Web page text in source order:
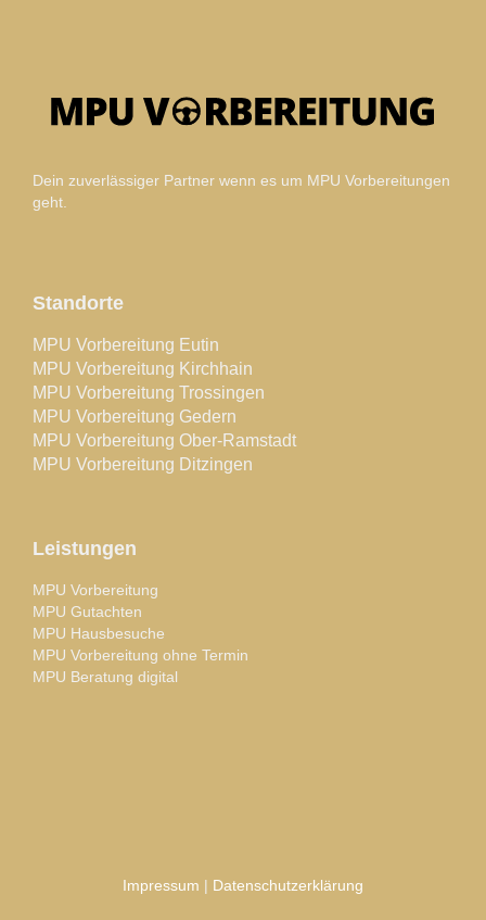
Dein zuverlässiger Partner wenn es um MPU Vorbereitungen
geht.
Standorte
MPU Vorbereitung Eutin
MPU Vorbereitung Kirchhain
MPU Vorbereitung Trossingen
MPU Vorbereitung Gedern
MPU Vorbereitung Ober-Ramstadt
MPU Vorbereitung Ditzingen
Leistungen
MPU Vorbereitung
MPU Gutachten
MPU Hausbesuche
MPU Vorbereitung ohne Termin
MPU Beratung digital
Impressum Datenschutzerklärung